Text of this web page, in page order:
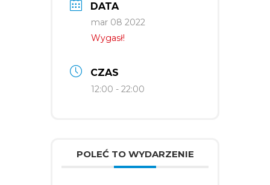
DATA
mar 08 2022
Wygasł!
CZAS
12:00 - 22:00
POLEĆ TO WYDARZENIE